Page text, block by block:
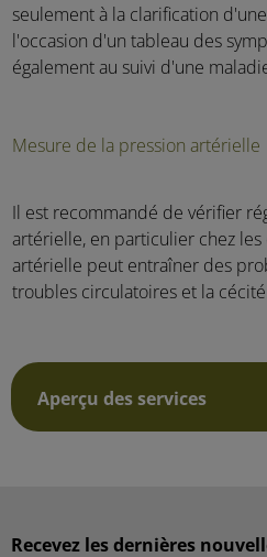
seulement à la clarification
l'occasion d'un tableau des
également au suivi d'une
Mesure de la pression artérielle
Il est recommandé de vérifier
artérielle, en particulier chez les
artérielle peut entraîner des
troubles circulatoires et la
Aperçu des services
Recevez les dernières